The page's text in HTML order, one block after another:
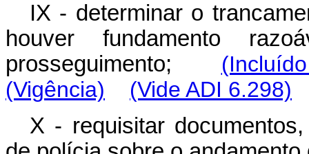
IX - determinar o
houver fundamento
prosseguimento;
(Vigência)
(Vide ADI 6.298)
X - requisitar